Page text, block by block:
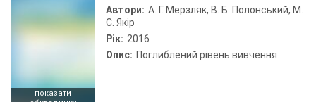
показати
Автори: А. Г. Мерзляк, В. Б. Полонський, М.
С. Якір
Рік: 2016
Опис: Поглиблений рівень вивчення